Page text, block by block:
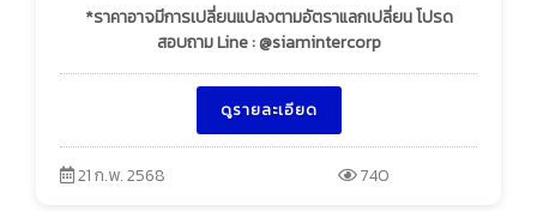
*ราคาอาจมีการเปลี่ยนแปลงตามอัตราแลกเปลี่ยน โปรด
สอบถาม Line : @siamintercorp
ดูรายละเอียด
21 ก.พ. 2568 740